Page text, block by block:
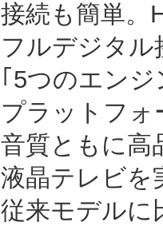
接続も簡単。
フルデジタル
｢5つのエン
プラットフォ
音質ともに高
液晶テレビを
従来モデルに